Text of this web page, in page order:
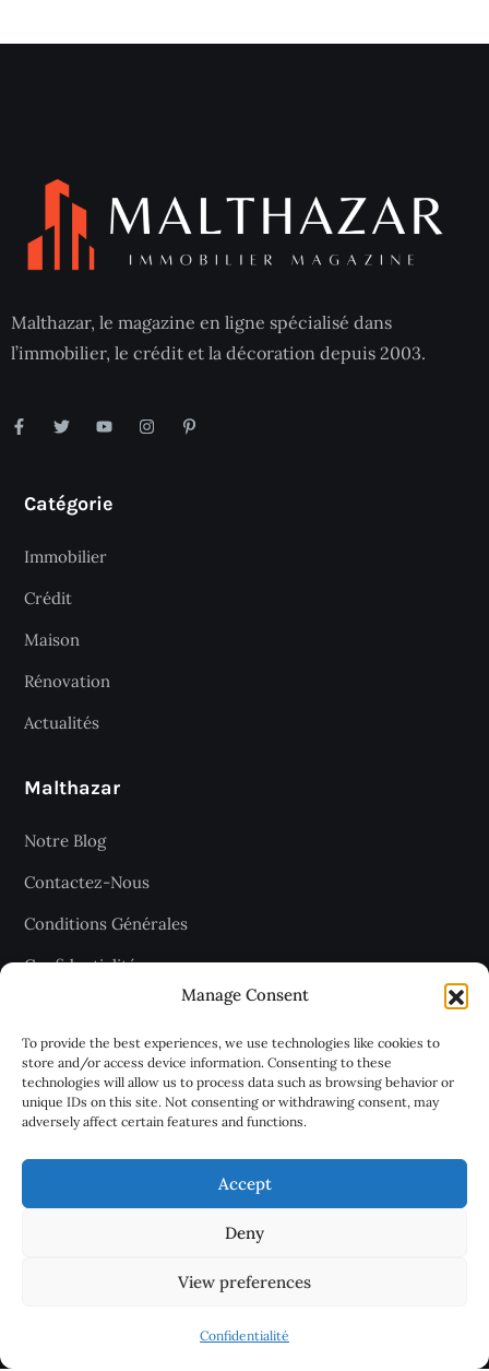
Manage Consent
To provide the best experiences, we use technologies like cookies to
store and/or access device information. Consenting to these
technologies will allow us to process data such as browsing behavior or
unique IDs on this site. Not consenting or withdrawing consent, may
adversely affect certain features and functions.
Accept
Deny
View preferences
Confidentialité
Malthazar, le magazine en ligne spécialisé dans
l’immobilier, le crédit et la décoration depuis 2003.
Catégorie
Immobilier
Crédit
Maison
Rénovation
Actualités
Malthazar
Notre Blog
Contactez-Nous
Conditions Générales
Confidentialité
Recevez les dernières articles
chaque jour